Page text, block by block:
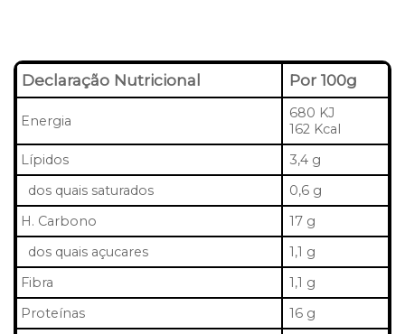
Declaração Nutricional Por 100g
Energia
680 KJ
162 Kcal
Lípidos
3,4 g
dos quais saturados
0,6 g
H. Carbono
17 g
dos quais açucares
1,1 g
Fibra
1,1 g
Proteínas
16 g